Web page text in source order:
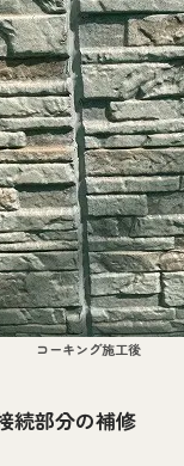
コーキング施工後
続部分の補修